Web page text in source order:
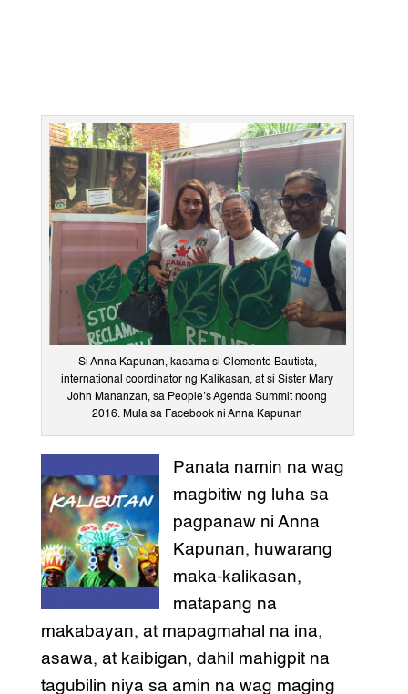
Si Anna Kapunan, kasama si Clemente Bautista,
international coordinator ng Kalikasan, at si Sister Mary
John Mananzan, sa People’s Agenda Summit noong
2016. Mula sa Facebook ni Anna Kapunan
Panata namin na wag
magbitiw ng luha sa
pagpanaw ni Anna
Kapunan, huwarang
maka-kalikasan,
matapang na
makabayan, at mapagmahal na ina,
asawa, at kaibigan, dahil mahigpit na
tagubilin niya sa amin na wag maging